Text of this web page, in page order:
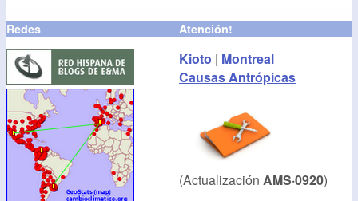
Redes Atención!
Kioto | Montreal
Causas Antrópicas
(Actualización AMS·0920)